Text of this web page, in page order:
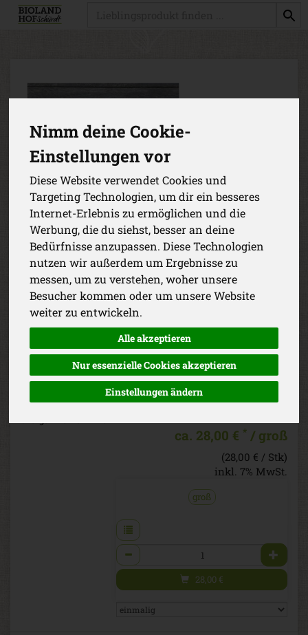
Nimm deine Cookie-
Einstellungen vor
Diese Website verwendet Cookies und
Targeting Technologien, um dir ein besseres
Internet-Erlebnis zu ermöglichen und die
Werbung, die du siehst, besser an deine
Bedürfnisse anzupassen. Diese Technologien
nutzen wir außerdem um Ergebnisse zu
messen, um zu verstehen, woher unsere
Besucher kommen oder um unsere Website
weiter zu entwickeln.
Alle akzeptieren
Nur essenzielle Cookies akzeptieren
Einstellungen ändern
Mutter-Kind-Kiste groß
Unsere Mutter-Kind-Kiste liefert
wöchentlich wechselnd frisches,
bekömmliches Bio-Gemüse, das speziell
auf die Bedürfnisse von Eltern und
Kindern abgestimmt ist. Mit
nährstoffreichen Zutaten, die leicht
verdaulich und gesund sind, unterstützt
sie eine ausgewogene Ernährung für
ca. 28,00 € * / groß
(28,00 € / Stk)
inkl. 7% MwSt.
groß
Anzahl
28,00 €